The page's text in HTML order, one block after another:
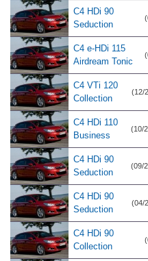
C4 HDi 90
Seduction
C4 e-HDi 115
Airdream Tonic
C4 VTi 120
Collection
(12/
C4 HDi 110
Business
(10/
C4 HDi 90
Seduction
(09/
C4 HDi 90
Seduction
(04/
C4 HDi 90
Collection